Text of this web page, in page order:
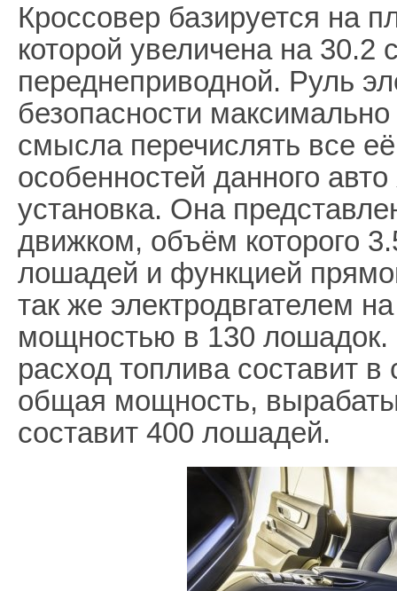
Кроссовер базируется на
которой увеличена на 30.2
переднеприводной. Руль
безопасности
смысла перечислять все
особенностей данного
установка. Она
движком, объём которого
лошадей и функцией
так же электродвгателем
мощностью в 130 лошадок.
расход топлива составит
общая мощность,
составит 400 лошадей.